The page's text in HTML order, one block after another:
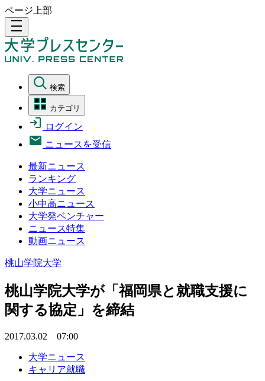
ページ上部
density_medium
検索
カテゴリ
ログイン
ニュースを受信
最新ニュース
ランキング
大学ニュース
小中高ニュース
大学発ベンチャー
ニュース特集
動画ニュース
桃山学院大学
桃山学院大学が「福岡県と就職支援に
関する協定」を締結
2017.03.02 07:00
大学ニュース
キャリア就職